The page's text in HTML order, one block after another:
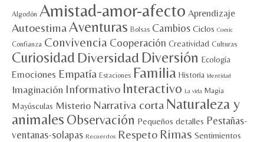
Algodón Amistad-amor-afecto Aprendizaje
AutoestimaAventuras Bolsas Cambios Ciclos Comic
Confianza Convivencia Cooperación Creatividad Culturas
Curiosidad Diversidad Diversión Ecología
Emociones Empatía Estaciones Familia Historia Identidad
Imaginación Informativo Interactivo La vida Magia
Mayúsculas Misterio Narrativa corta Naturaleza y
animales Observación Pequeños detalles Pestañas-
ventanas-solapas Recuerdos Respeto Rimas Sentimientos